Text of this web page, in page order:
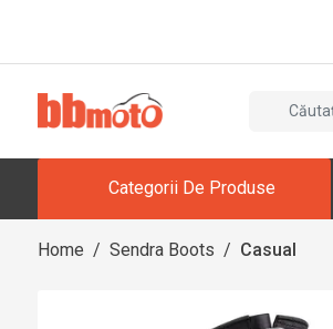
Categorii De Produse
Home / Sendra Boots / Casual